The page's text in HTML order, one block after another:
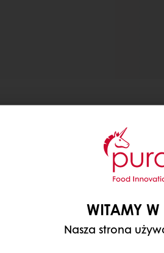
WITAMY W
Nasza strona